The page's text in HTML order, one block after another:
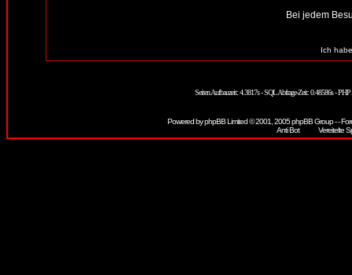
Bei jedem
Ich
Seiten Aufbauzeit: 4.3817s - SQL Abfrage-Zeit: 0.48586s -
Powered byphpBBLimited © 2001, 2005 phpBB Group - -
Vereitelte